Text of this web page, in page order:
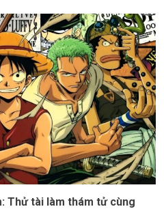
Thử tài làm thám tử cùng